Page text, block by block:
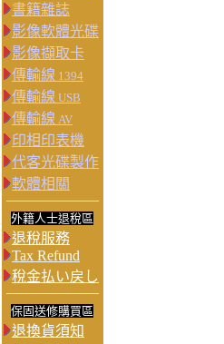
書籍雜誌
影像軟體光碟
影像擷取卡
傳輸線 1394
傳輸線 USB
傳輸線 AV
印相印表機
代客光碟製作
軟體相關
外籍人士退稅區
退稅服務
Tax Refund
稅金払い戻し
保固送修購買區
退換貨須知